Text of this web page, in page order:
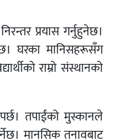
प्रयास गर्नुहुनेछ।
घरका मानिसहरूसँग
राम्रो संस्थानको
तपाईंको मुस्कानले
मानसिक तनावबाट